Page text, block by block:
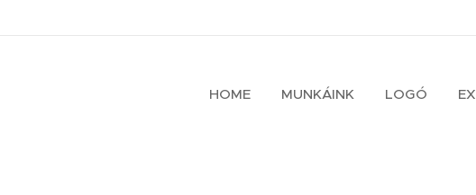
HOME MUNKÁINK LOGÓ